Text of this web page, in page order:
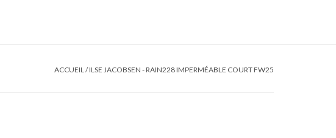
ACCUEIL/ILSE JACOBSEN - RAIN228 IMPERMÉABLE COURT FW25